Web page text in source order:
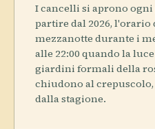
I cancelli si aprono ogni
partire dal 2026, l'orario
mezzanotte durante i
alle 22:00 quando la
giardini formali della
chiudono al
dalla stagione.